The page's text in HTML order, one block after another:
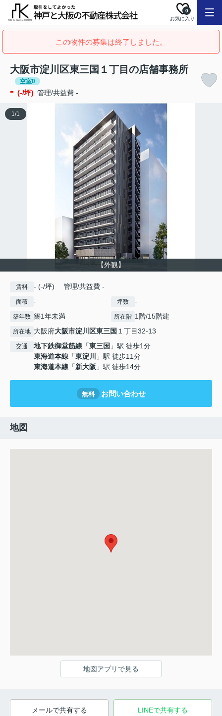
お気に入り
0
この物件の募集は終了しました。
大阪市淀川区東三国１丁目の店舗事務所
空室0
- (-/坪) 管理/共益費 -
【外観】
1/1
賃料 - (-/坪) 管理/共益費 -
面積 - 坪数 -
築年数 築1年未満 所在階 1階/15階建
所在地 大阪府大阪市淀川区東三国 １丁目32-13
交通 地下鉄御堂筋線 「東三国 」駅 徒歩1分
東海道本線 「東淀川
」駅 徒歩11分
東海道本線 「新大阪 」駅 徒歩14分
無料 お問い合わせ
地図
地図アプリで見る
メールで共有する LINEで共有する